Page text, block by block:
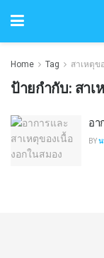
Home Tag สาเหตุข
ป้ายกำกับ: สาเ
อา
BYน